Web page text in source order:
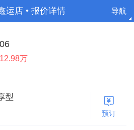
运店 • 报价详情 导航
万
型
预订